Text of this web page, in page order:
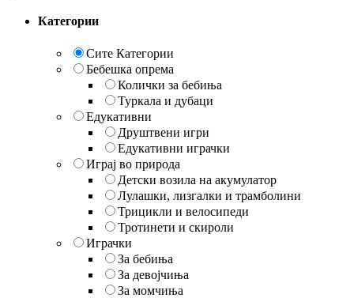
Категории
Сите Категории
Бебешка опрема
Колички за бебиња
Туркала и дубаци
Едукативни
Друштвени игри
Едукативни играчки
Играј во природа
Детски возила на акумулатор
Лулашки, лизгалки и трамболини
Трицикли и велосипеди
Тротинети и скироли
Играчки
За бебиња
За девојчиња
За момчиња